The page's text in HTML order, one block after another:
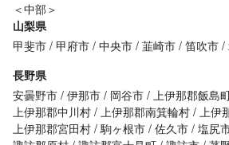
＜中部＞
山梨県
甲斐市
甲府市 中央市 韮崎市 笛吹市
長野県
安曇野市 伊那市 岡谷市 上伊那郡飯島
上伊那郡中川村 上伊那郡南箕輪村 上伊
上伊那郡宮田村 駒ヶ根市 佐久市 塩尻